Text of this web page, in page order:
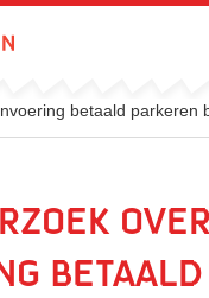
betaald parkeren
over
betaald